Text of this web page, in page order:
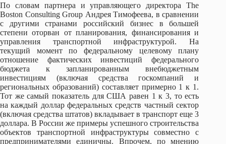
По словам партнера и управляющего директора The
Boston Consulting Group Андрея Тимофеева, в сравнении
с другими странами российский бизнес в большей
степени оторван от планирования, финансирования и
управления транспортной инфраструктурой. На
текущий момент по федеральному целевому плану
отношение фактических инвестиций федерального
бюджета к запланированным внебюджетным
инвестициям (включая средства госкомпаний и
региональных образований) составляет примерно 1 к 1.
Тот же самый показатель для США равен 1 к 3, то есть
на каждый доллар федеральных средств частный сектор
(включая средства штатов) вкладывает в транспорт еще 3
доллара. В России же примеры успешного строительства
объектов транспортной инфраструктуры совместно с
предпринимателями единичны. Впрочем, по мнению